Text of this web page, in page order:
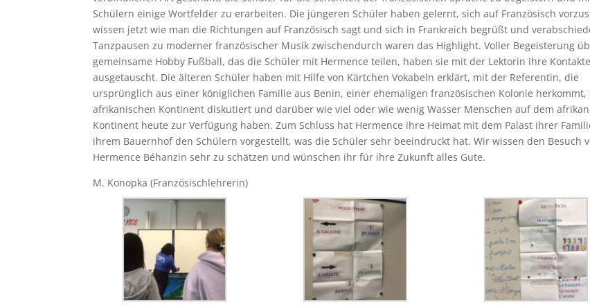
Schülern einige Wortfelder zu erarbeiten. Die jüngeren Schüler haben gelernt, sich auf Französisch
wissen jetzt wie man die Richtungen auf Französisch sagt und sich in Frankreich begrüßt und
Tanzpausen zu moderner französischer Musik zwischendurch waren das Highlight. Voller Begeisterung
gemeinsame Hobby Fußball, das die Schüler mit Hermence teilen, haben sie mit der Lektorin ihre Kontakte
ausgetauscht. Die älteren Schüler haben mit Hilfe von Kärtchen Vokabeln erklärt, mit der Referentin, die
ursprünglich aus einer königlichen Familie aus Benin, einer ehemaligen französischen Kolonie herkommt,
afrikanischen Kontinent diskutiert und darüber wie viel oder wie wenig Wasser Menschen auf dem
Kontinent heute zur Verfügung haben. Zum Schluss hat Hermence ihre Heimat mit dem Palast ihrer
ihrem Bauernhof den Schülern vorgestellt, was die Schüler sehr beeindruckt hat. Wir wissen den Besuch
Hermence Béhanzin sehr zu schätzen und wünschen ihr für ihre Zukunft alles Gute.
M. Konopka (Französischlehrerin)